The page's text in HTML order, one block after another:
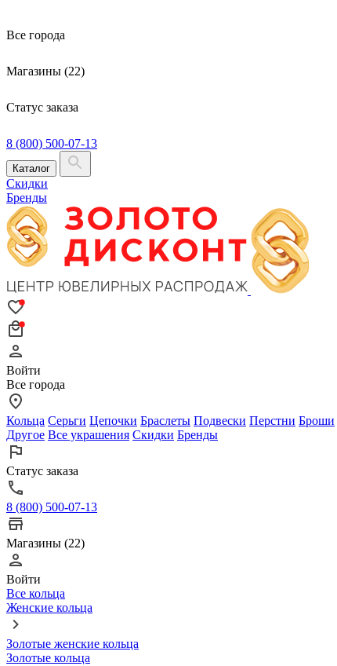
Все города
Магазины (22)
Статус заказа
8 (800) 500-07-13
Каталог
Скидки
Бренды
Войти
Все города
Кольца Серьги Цепочки Браслеты Подвески Перстни Броши
Другое Все украшения Скидки Бренды
Статус заказа
8 (800) 500-07-13
Магазины (22)
Войти
Все кольца
Женские кольца
Золотые женские кольца
Золотые кольца